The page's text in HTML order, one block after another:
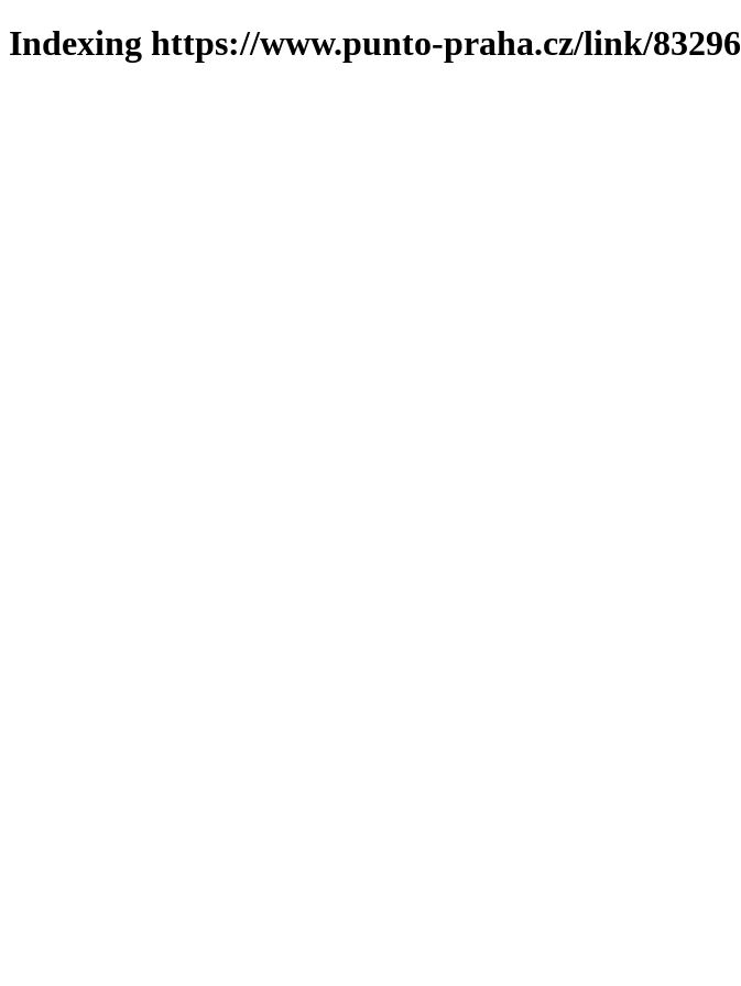
Indexing https://www.punto-praha.cz/link/83296